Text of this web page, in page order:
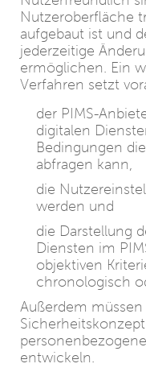
Nutzeroberfläche
aufgebaut ist und
jederzeitige
ermöglichen. Ein
Verfahren setzt
der PIMS-
digitalen
Bedingungen
abfragen kann,
die
werden und
die Darstellung
Diensten im
objektiven
chronologisch
Außerdem
entwickeln.